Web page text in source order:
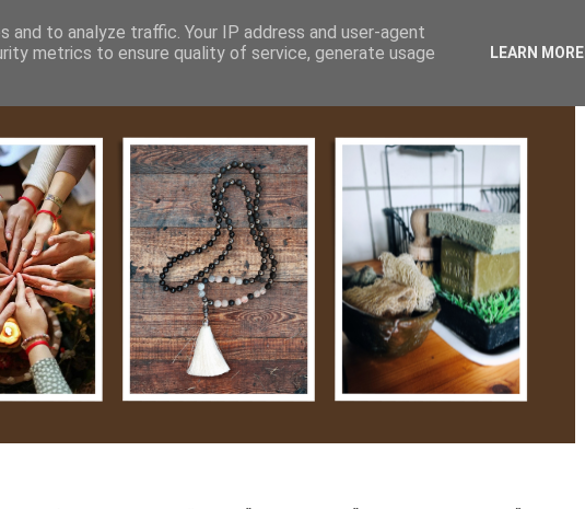
to analyze traffic. Your IP address and user-agent
metrics to ensure quality of service, generate usage
LEARN MORE